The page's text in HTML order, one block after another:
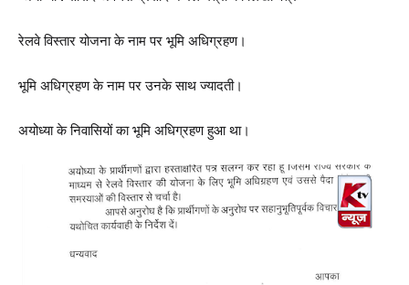
रेलवे विस्तार योजना के नाम पर भूमि अधिग्रहण।
भूमि अधिग्रहण के नाम पर उनके साथ ज्यादती।
अयोध्या के निवासियों का भूमि अधिग्रहण हुआ था।